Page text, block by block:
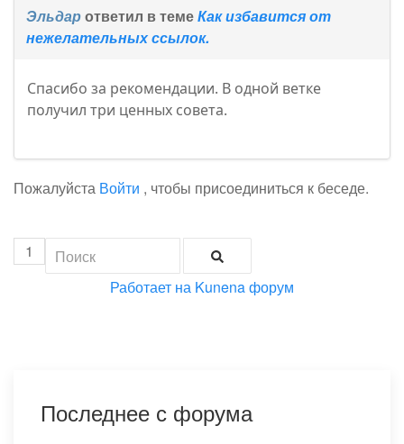
Эльдарответил в темеКак избавится от
нежелательных ссылок.
Спасибо за рекомендации. В одной ветке
получил три ценных совета.
Пожалуйста Войти , чтобы присоединиться к беседе.
1
Работает на Kunena форум
Последнее с форума